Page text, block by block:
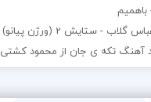
گلاب - ستایش 2 (ورژن پیانو)
آهنگ تکه ی جان از محمود کشتی